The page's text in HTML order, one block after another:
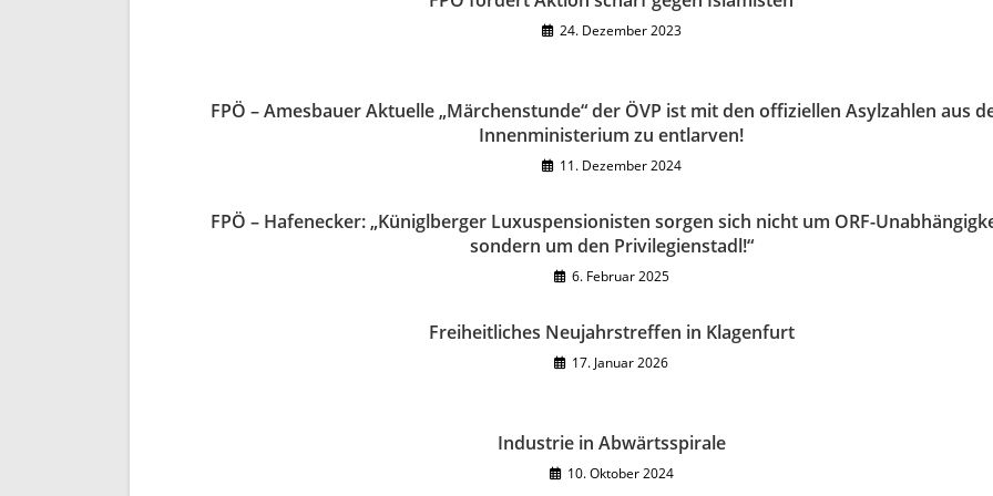
24. Dezember 2023
FPÖ – Amesbauer Aktuelle „Märchenstunde“ der ÖVP ist mit den offiziellen Asylzahlen aus
Innenministerium zu entlarven!
11. Dezember 2024
FPÖ – Hafenecker: „Küniglberger Luxuspensionisten sorgen sich nicht um ORF-
sondern um den Privilegienstadl!“
6. Februar 2025
Freiheitliches Neujahrstreffen in Klagenfurt
17. Januar 2026
Industrie in Abwärtsspirale
10. Oktober 2024